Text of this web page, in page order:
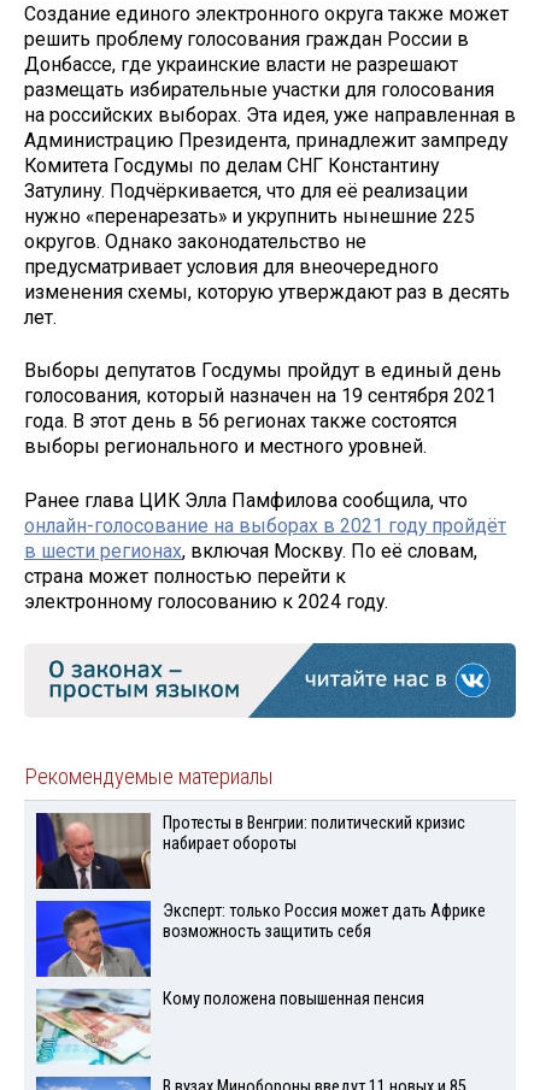
Создание единого электронного округа также может
решить проблему голосования граждан России в
Донбассе, где украинские власти не разрешают
размещать избирательные участки для голосования
на российских выборах. Эта идея, уже направленная в
Администрацию Президента, принадлежит зампреду
Комитета Госдумы по делам СНГ Константину
Затулину. Подчёркивается, что для её реализации
нужно «перенарезать» и укрупнить нынешние 225
округов. Однако законодательство не
предусматривает условия для внеочередного
изменения схемы, которую утверждают раз в десять
лет.
Выборы депутатов Госдумы пройдут в единый день
голосования, который назначен на 19 сентября 2021
года. В этот день в 56 регионах также состоятся
выборы регионального и местного уровней.
Ранее глава ЦИК Элла Памфилова сообщила, что
онлайн-голосование на выборах в 2021 году пройдёт
в шести регионах, включая Москву. По её словам,
страна может полностью перейти к
электронному голосованию к 2024 году.
Рекомендуемые материалы
Протесты в Венгрии: политический кризис
набирает обороты
Эксперт: только Россия может дать Африке
возможность защитить себя
Кому положена повышенная пенсия